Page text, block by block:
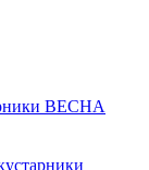
ВЕСНА